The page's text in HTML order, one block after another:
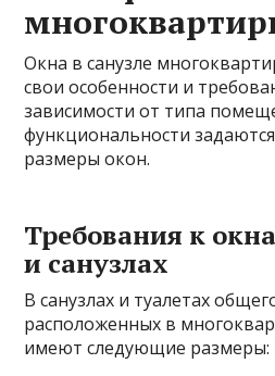
Окна в санузле
свои особенности и
зависимости от типа
функциональности
размеры окон.
Требования к
и санузлах
В санузлах и туалетах
расположенных в
имеют следующие размеры: